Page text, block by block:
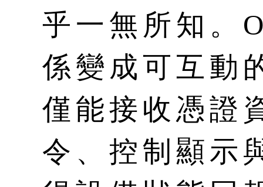
乎一無所知。
係變成可互動
僅能接收憑證
令、控制顯示